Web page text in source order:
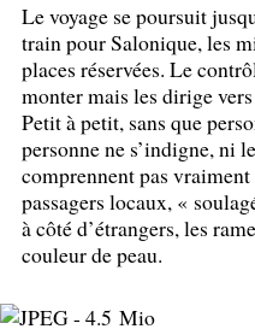
Le voyage se poursuit
train pour Salonique, les
places réservées. Le
monter mais les dirige
Petit à petit, sans que
personne ne s’indigne, ni
comprennent pas
passagers locaux, «
à côté d’étrangers, les
couleur de peau.